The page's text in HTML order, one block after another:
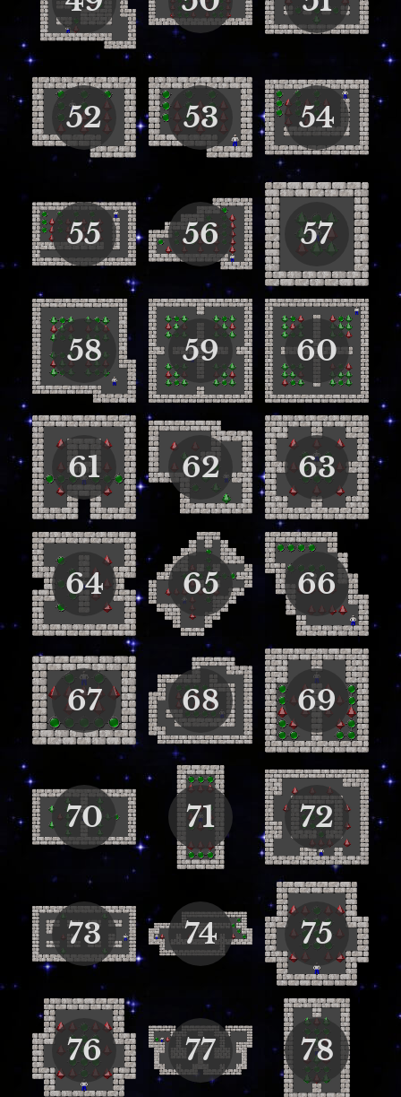
52 53 54
55 56 57
58 59 60
61 62 63
64 65 66
67 68 69
70 71 72
73 74 75
76 77 78